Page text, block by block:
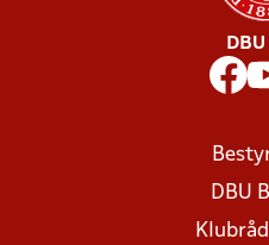
DBU
DBU